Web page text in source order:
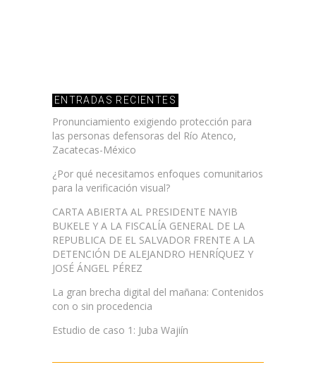
ENTRADAS RECIENTES
Pronunciamiento exigiendo protección para
las personas defensoras del Río Atenco,
Zacatecas-México
¿Por qué necesitamos enfoques comunitarios
para la verificación visual?
CARTA ABIERTA AL PRESIDENTE NAYIB
BUKELE Y A LA FISCALÍA GENERAL DE LA
REPUBLICA DE EL SALVADOR FRENTE A LA
DETENCIÓN DE ALEJANDRO HENRÍQUEZ Y
JOSÉ ÁNGEL PÉREZ
La gran brecha digital del mañana: Contenidos
con o sin procedencia
Estudio de caso 1: Juba Wajiín